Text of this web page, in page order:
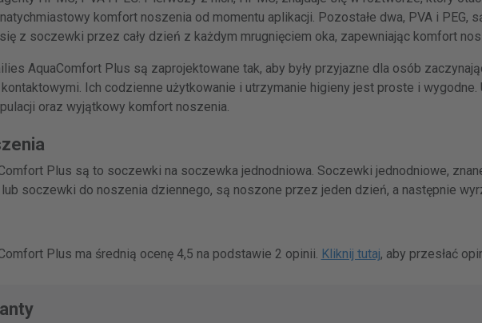
komfort noszenia od momentu aplikacji. Pozostałe dwa, PVA i PEG,
z soczewki przez cały dzień z każdym mrugnięciem oka, zapewniając komfort
AquaComfort Plus są zaprojektowane tak, aby były przyjazne dla osób
Ich codzienne użytkowanie i utrzymanie higieny jest proste i
oraz wyjątkowy komfort noszenia.
Plus są to soczewki na soczewka jednodniowa. Soczewki jednodniowe,
soczewki do noszenia dziennego, są noszone przez jeden dzień, a następnie
Plus ma średnią ocenę 4,5 na podstawie 2 opinii. Kliknij tutaj, aby przesłać